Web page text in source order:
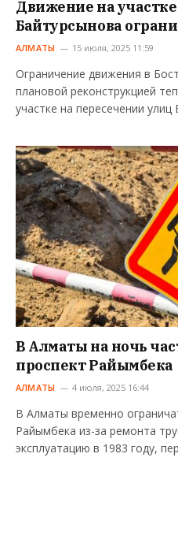
Движение на
Байтурсынова
АЛМАТЫ 15 июля, 2025 11:59
Ограничение движения в
плановой реконструкцией
участке на пересечении
В Алматы на ночь
проспект Райымбека
АЛМАТЫ 4 июля, 2025 16:44
В Алматы временно
Райымбека из-за ремонта
эксплуатацию в 1983 году,